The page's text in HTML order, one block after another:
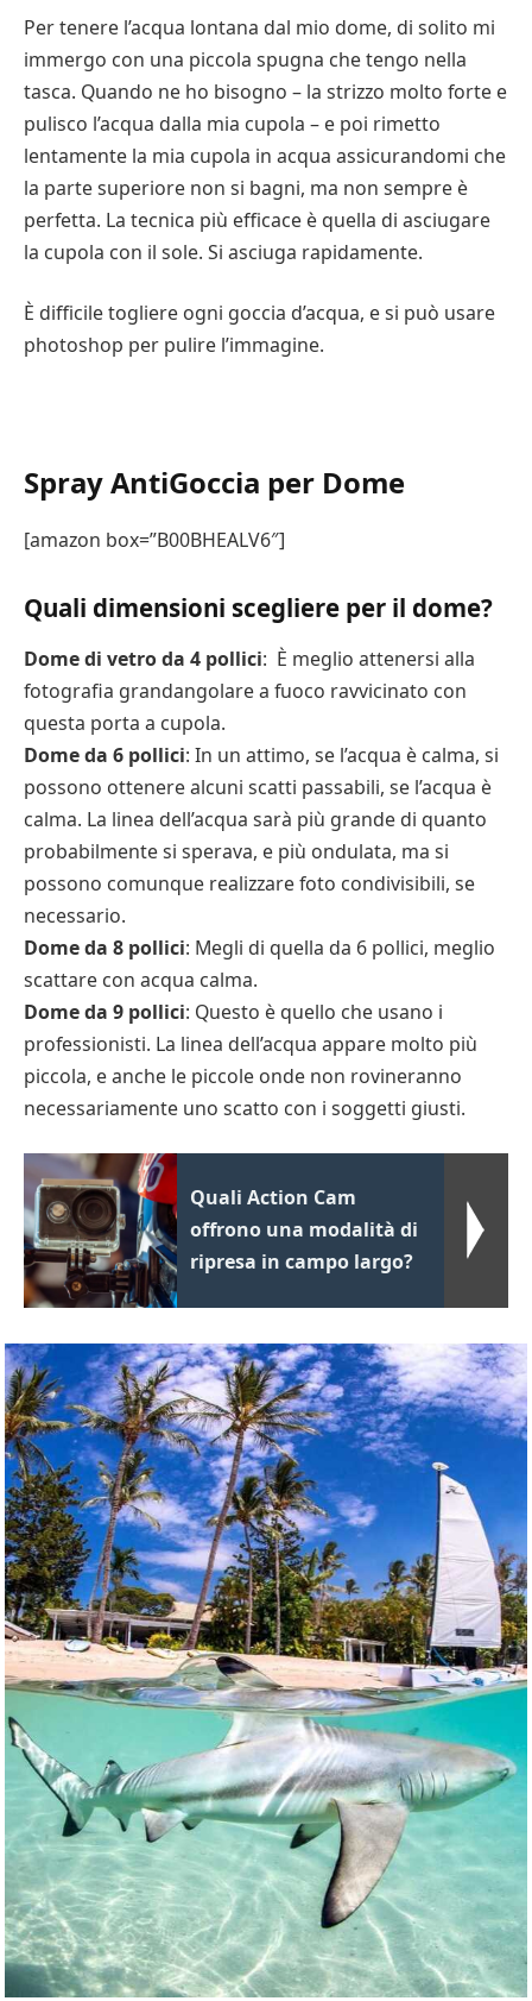
Per tenere l’acqua lontana dal mio dome, di solito mi
immergo con una piccola spugna che tengo nella
tasca. Quando ne ho bisogno – la strizzo molto forte e
pulisco l’acqua dalla mia cupola – e poi rimetto
lentamente la mia cupola in acqua assicurandomi che
la parte superiore non si bagni, ma non sempre è
perfetta. La tecnica più efficace è quella di asciugare
la cupola con il sole. Si asciuga rapidamente.
È difficile togliere ogni goccia d’acqua, e si può usare
photoshop per pulire l’immagine.
Spray AntiGoccia per Dome
[amazon box=”B00BHEALV6″]
Quali dimensioni scegliere per il dome?
Dome di vetro da 4 pollici: È meglio attenersi alla
fotografia grandangolare a fuoco ravvicinato con
questa porta a cupola.
Dome da 6 pollici: In un attimo, se l’acqua è calma, si
possono ottenere alcuni scatti passabili, se l’acqua è
calma. La linea dell’acqua sarà più grande di quanto
probabilmente si sperava, e più ondulata, ma si
possono comunque realizzare foto condivisibili, se
necessario.
Dome da 8 pollici: Megli di quella da 6 pollici, meglio
scattare con acqua calma.
Dome da 9 pollici: Questo è quello che usano i
professionisti. La linea dell’acqua appare molto più
piccola, e anche le piccole onde non rovineranno
necessariamente uno scatto con i soggetti giusti.
Quali Action Cam
offrono una modalità di
ripresa in campo largo?